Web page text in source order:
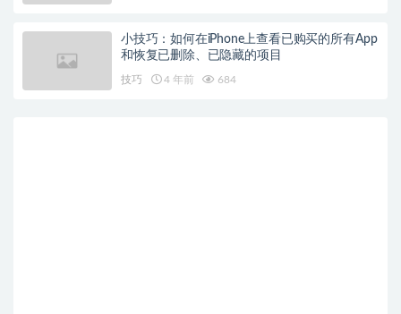
小技巧：如何在iPhone上查看已购买的所有App
和恢复已删除、已隐藏的项目
技巧 4 年前 684